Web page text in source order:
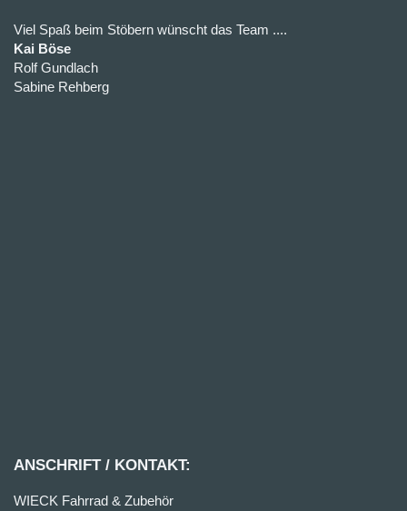
Viel Spaß beim Stöbern wünscht das Team ....
Kai Böse
Rolf Gundlach
Sabine Rehberg
ANSCHRIFT / KONTAKT:
WIECK Fahrrad & Zubehör